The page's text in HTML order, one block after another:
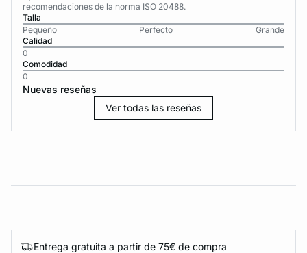
recomendaciones de la norma ISO 20488.
Talla
Pequeño
Perfecto
Grande
Calidad
0
Comodidad
0
Nuevas reseñas
Ver todas las reseñas
Entrega gratuita a partir de 75€ de compra